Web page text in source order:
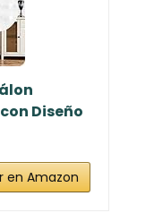
Diseño
en Amazon